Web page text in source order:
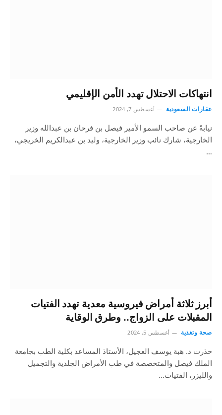
انتهاكات الاحتلال تهدد الأمن الإقليمي
عقارات السعودية أغسطس 7, 2024
نيابةً عن صاحب السمو الأمير فيصل بن فرحان بن عبدالله وزير
الخارجية، شارك نائب وزير الخارجية، وليد بن عبدالكريم الخريجي،
…
أبرز ثلاثة أمراض فيروسية معدية تهدد الفتيات
المقبلات على الزواج.. وطرق الوقاية
صحة وتغذية أغسطس 5, 2024
حذرت د. هبة يوسف العجيل، الأستاذ المساعد بكلية الطب بجامعة
الملك فيصل والمتخصصة في طب الأمراض الجلدية والتجميل
والليزر، الفتيات…